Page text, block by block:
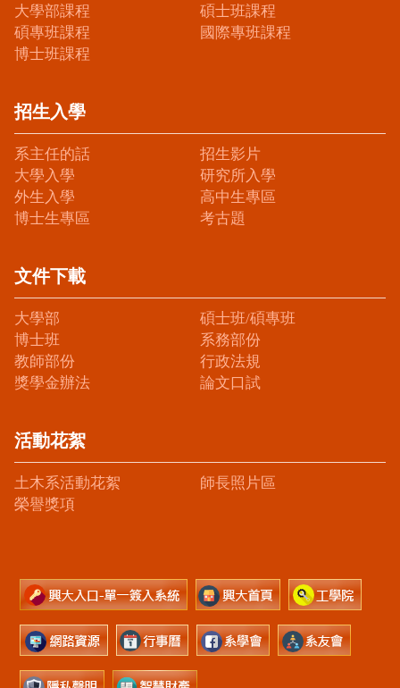
大學部課程
碩士班課程
碩專班課程
國際專班課程
博士班課程
招生入學
系主任的話
招生影片
大學入學
研究所入學
外生入學
高中生專區
博士生專區
考古題
文件下載
大學部
碩士班/碩專班
博士班
系務部份
教師部份
行政法規
獎學金辦法
論文口試
活動花絮
土木系活動花絮
師長照片區
榮譽獎項